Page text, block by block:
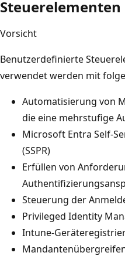
Steuerelementen
Vorsicht
Benutzerdefinierte
verwendet werden mit
Automatisierung von
die eine mehrstufige
Microsoft Entra Self-
(SSPR)
Erfüllen von
Steuerung der
Privileged Identity
Intune-